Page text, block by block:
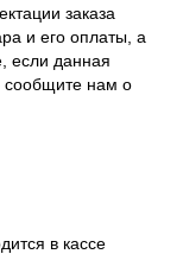
заказа
и его оплаты, а
если данная
сообщите нам о
в кассе